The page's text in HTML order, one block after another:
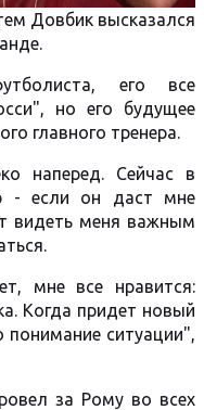
Довбик высказался
его все
но его будущее
главного тренера.
наперед. Сейчас в
- если он даст мне
видеть меня важным
мне все нравится:
Когда придет новый
понимание ситуации",
за Рому во всех